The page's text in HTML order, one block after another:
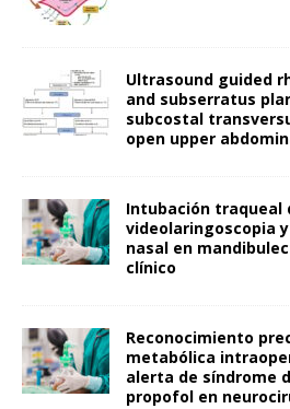
Ultrasound guided
and subserratus
subcostal
open upper
Intubación traqueal
videolaringoscopia
nasal en
clínico
Reconocimiento
metabólica
alerta de síndrome
propofol en